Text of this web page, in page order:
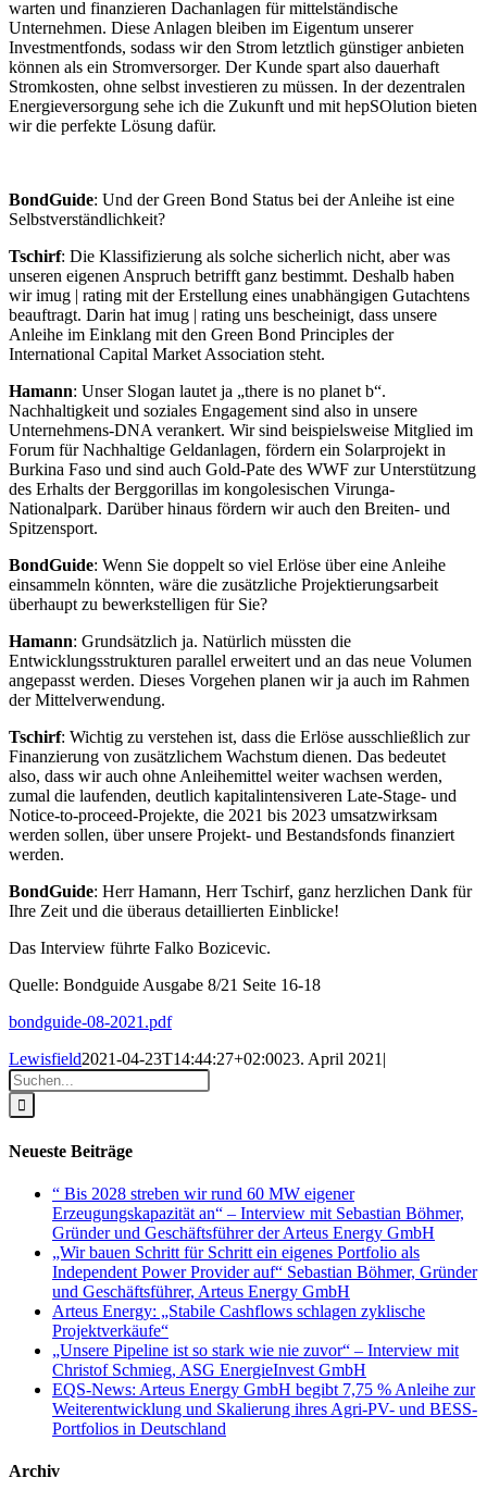
warten und finanzieren Dachanlagen für mittelständische
Unternehmen. Diese Anlagen bleiben im Eigentum unserer
Investmentfonds, sodass wir den Strom letztlich günstiger anbieten
können als ein Stromversorger. Der Kunde spart also dauerhaft
Stromkosten, ohne selbst investieren zu müssen. In der dezentralen
Energieversorgung sehe ich die Zukunft und mit hepSOlution bieten
wir die perfekte Lösung dafür.
BondGuide: Und der Green Bond Status bei der Anleihe ist eine
Selbstverständlichkeit?
Tschirf: Die Klassifizierung als solche sicherlich nicht, aber was
unseren eigenen Anspruch betrifft ganz bestimmt. Deshalb haben
wir imug | rating mit der Erstellung eines unabhängigen Gutachtens
beauftragt. Darin hat imug | rating uns bescheinigt, dass unsere
Anleihe im Einklang mit den Green Bond Principles der
International Capital Market Association steht.
Hamann: Unser Slogan lautet ja „there is no planet b“.
Nachhaltigkeit und soziales Engagement sind also in unsere
Unternehmens-DNA verankert. Wir sind beispielsweise Mitglied im
Forum für Nachhaltige Geldanlagen, fördern ein Solarprojekt in
Burkina Faso und sind auch Gold-Pate des WWF zur Unterstützung
des Erhalts der Berggorillas im kongolesischen Virunga-
Nationalpark. Darüber hinaus fördern wir auch den Breiten- und
Spitzensport.
BondGuide: Wenn Sie doppelt so viel Erlöse über eine Anleihe
einsammeln könnten, wäre die zusätzliche Projektierungsarbeit
überhaupt zu bewerkstelligen für Sie?
Hamann: Grundsätzlich ja. Natürlich müssten die
Entwicklungsstrukturen parallel erweitert und an das neue Volumen
angepasst werden. Dieses Vorgehen planen wir ja auch im Rahmen
der Mittelverwendung.
Tschirf: Wichtig zu verstehen ist, dass die Erlöse ausschließlich zur
Finanzierung von zusätzlichem Wachstum dienen. Das bedeutet
also, dass wir auch ohne Anleihemittel weiter wachsen werden,
zumal die laufenden, deutlich kapitalintensiveren Late-Stage- und
Notice-to-proceed-Projekte, die 2021 bis 2023 umsatzwirksam
werden sollen, über unsere Projekt- und Bestandsfonds finanziert
werden.
BondGuide: Herr Hamann, Herr Tschirf, ganz herzlichen Dank für
Ihre Zeit und die überaus detaillierten Einblicke!
Das Interview führte Falko Bozicevic.
Quelle: Bondguide Ausgabe 8/21 Seite 16-18
bondguide-08-2021.pdf
Lewisfield2021-04-23T14:44:27+02:0023. April 2021|
Suche
nach:
Neueste Beiträge
“ Bis 2028 streben wir rund 60 MW eigener
Erzeugungskapazität an“ – Interview mit Sebastian Böhmer,
Gründer und Geschäftsführer der Arteus Energy GmbH
„Wir bauen Schritt für Schritt ein eigenes Portfolio als
Independent Power Provider auf“ Sebastian Böhmer, Gründer
und Geschäftsführer, Arteus Energy GmbH
Arteus Energy: „Stabile Cashflows schlagen zyklische
Projektverkäufe“
„Unsere Pipeline ist so stark wie nie zuvor“ – Interview mit
Christof Schmieg, ASG EnergieInvest GmbH
EQS-News: Arteus Energy GmbH begibt 7,75 % Anleihe zur
Weiterentwicklung und Skalierung ihres Agri-PV- und BESS-
Portfolios in Deutschland
Archiv